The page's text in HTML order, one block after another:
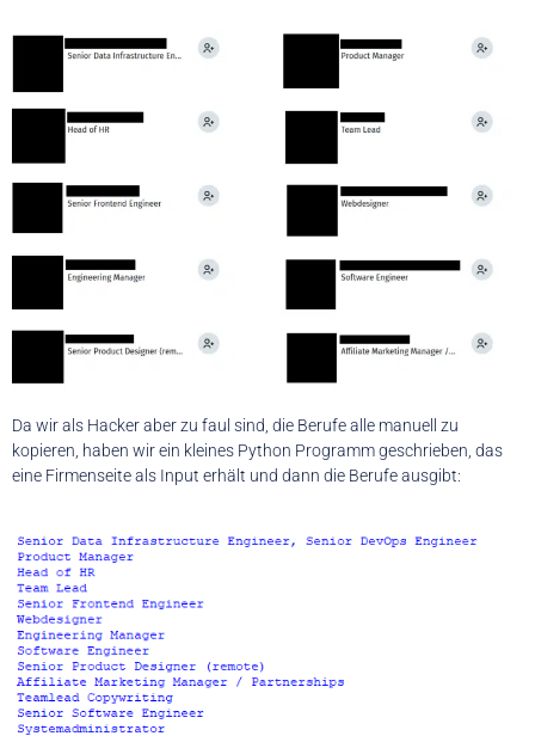
Da wir als Hacker aber zu faul sind, die Berufe alle manuell zu
kopieren, haben wir ein kleines Python Programm geschrieben, das
eine Firmenseite als Input erhält und dann die Berufe ausgibt: